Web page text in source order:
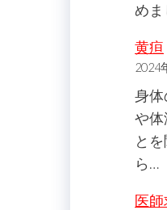
めま
黄疸
2024
身
や体
と
ら…
医